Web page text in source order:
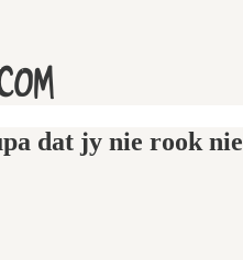
dat jy nie rook nie